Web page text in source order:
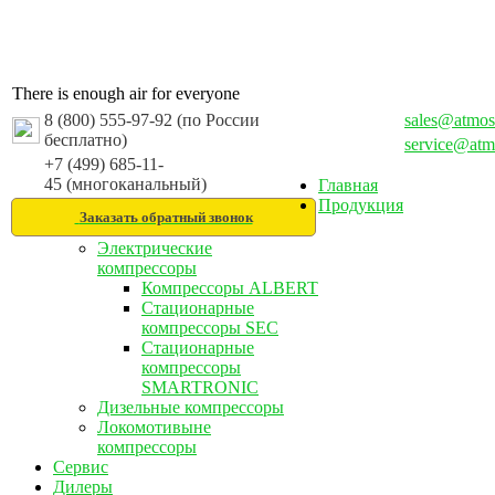
There is enough air for everyone
8 (800) 555-97-92 (по России
бесплатно)
+7 (499) 685-11-
45 (многоканальный)
Заказать обратный звонок
Главная
Продукция
Электрические
компрессоры
Компрессоры ALBERT
Стационарные
компрессоры SEC
Стационарные
компрессоры
SMARTRONIC
Дизельные компрессоры
Локомотивыне
компрессоры
Сервис
Дилеры